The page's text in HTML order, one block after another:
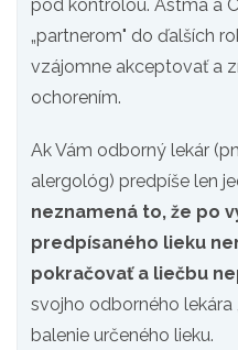
pod kontrolou. Astma a
„partnerom" do ďalších
vzájomne akceptovať a
ochorením.
Ak Vám odborný lekár
alergológ) predpíše len
neznamená to, že po
predpísaného lieku
pokračovať a liečbu
svojho odborného lekára
balenie určeného lieku.